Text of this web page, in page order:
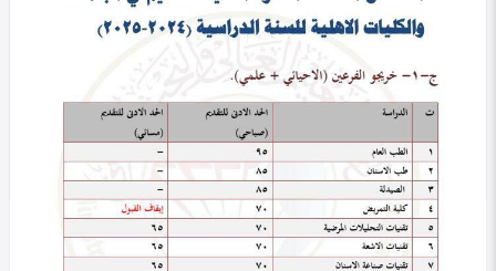
في التصنيف
التعليم
دليل شامل للتقديم
Shahenda hassan
0
401